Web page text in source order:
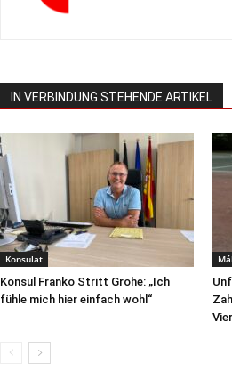
IN VERBINDUNG STEHENDE ARTIKEL
Konsulat
Konsul Franko Stritt Grohe: „Ich
fühle mich hier einfach wohl“